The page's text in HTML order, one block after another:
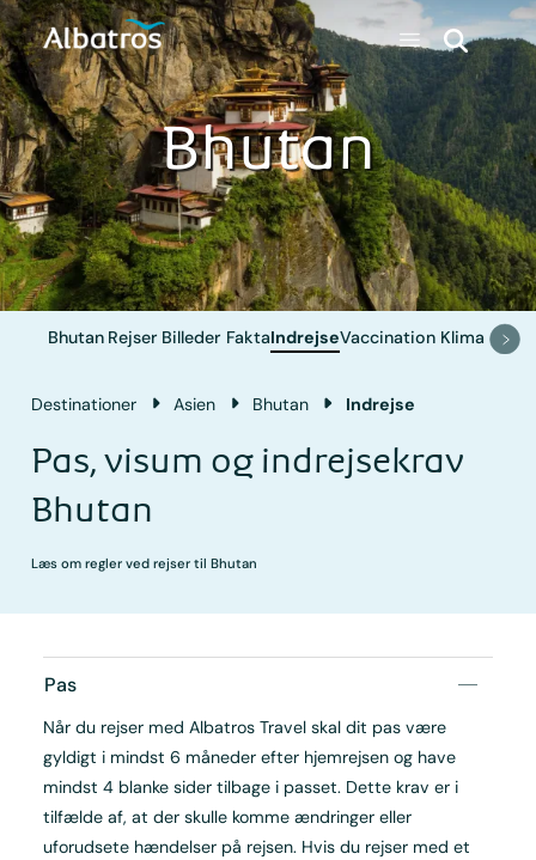
Bhutan
Bhutan Rejser Billeder FaktaIndrejseVaccination Klima
Destinationer Asien Bhutan Indrejse
Pas, visum og indrejsekrav
Bhutan
Læs om regler ved rejser til Bhutan
Pas
Når du rejser med Albatros Travel skal dit pas være
gyldigt i mindst 6 måneder efter hjemrejsen og have
mindst 4 blanke sider tilbage i passet. Dette krav er i
tilfælde af, at der skulle komme ændringer eller
uforudsete hændelser på rejsen. Hvis du rejser med et